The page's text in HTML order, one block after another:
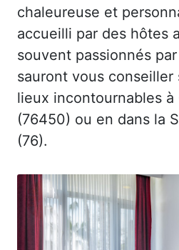
chaleureuse et
accueilli par des hôtes
souvent passionnés
sauront vous
lieux incontournables à
(76450) ou en dans la
(76).